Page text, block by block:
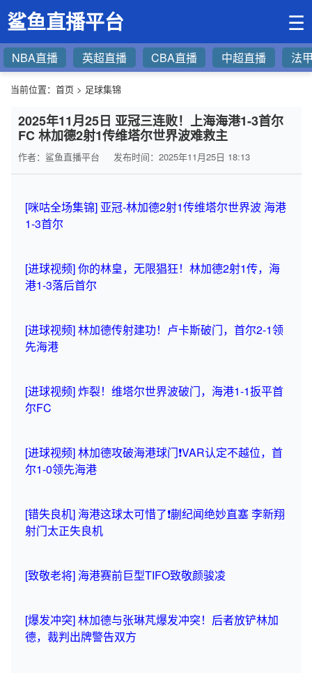
鲨鱼直播平台 ☰
NBA直播 英超直播 CBA直播 中超直播 法
当前位置： 首页 > 足球集锦
2025年11月25日 亚冠三连败！上海海港1-3首尔
FC 林加德2射1传维塔尔世界波难救主
作者：鲨鱼直播平台 发布时间：2025年11月25日 18:13
[咪咕全场集锦] 亚冠-林加德2射1传维塔尔世界波 海港
1-3首尔
[进球视频] 你的林皇，无限猖狂！林加德2射1传，海
港1-3落后首尔
[进球视频] 林加德传射建功！卢卡斯破门，首尔2-1领
先海港
[进球视频] 炸裂！维塔尔世界波破门，海港1-1扳平首
尔FC
[进球视频] 林加德攻破海港球门❗️VAR认定不越位，首
尔1-0领先海港
[错失良机] 海港这球太可惜了❗️蒯纪闻绝妙直塞 李新翔
射门太正失良机
[致敬老将] 海港赛前巨型TIFO致敬颜骏凌
[爆发冲突] 林加德与张琳芃爆发冲突！后者放铲林加
德，裁判出牌警告双方